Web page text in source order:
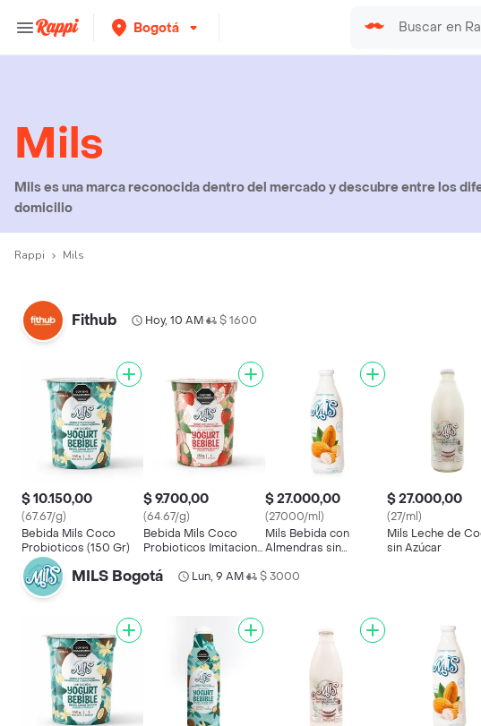
Bogotá
Mils
Mils es una marca reconocida dentro del mercado y descubre entre los
domicilio
Rappi Mils
Fithub Hoy, 10 AM• $ 1600
$ 10.150,00
(67.67/g)
Bebida Mils Coco
Probioticos (150 Gr)
$ 9.700,00
(64.67/g)
Bebida Mils Coco
Probioticos Imitacion
$ 27.000,00
(27000/ml)
Mils Bebida con
Almendras sin
$ 27.000,00
(27/ml)
Mils Leche de
sin Azúcar
MILS Bogotá Lun, 9 AM• $ 3000